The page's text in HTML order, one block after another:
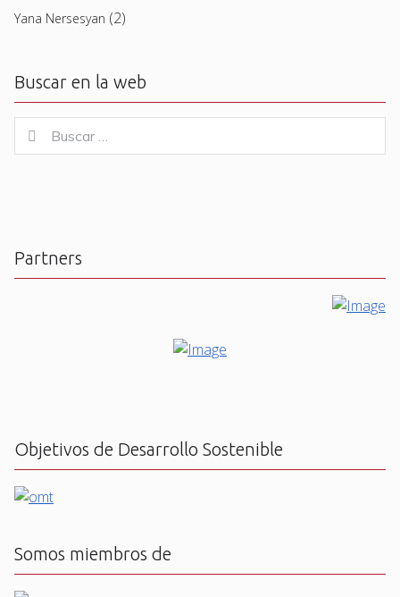
Yana Nersesyan (2)
Buscar en la web
for:
Buscar
Partners
Objetivos de Desarrollo Sostenible
Somos miembros de